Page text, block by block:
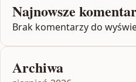
Najnowsze
Brak komentarzy do
Archiwa